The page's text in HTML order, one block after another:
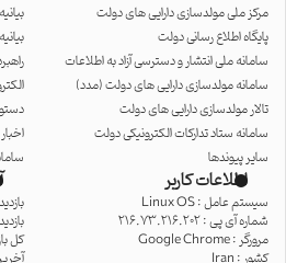
مرکز ملی مولدسازی دارایی های دولت
پایگاه اطلاع رسانی دولت
سامانه ملی انتشار و دسترسی آزاد به اطلاعات
سامانه مولدسازی دارایی های دولت (مدد)
تالار مولدسازی دارایی های دولت
سامانه ستاد تدارکات الکترونیکی دولت
سایر پیوندها
اطلاعات کاربر
سیستم عامل :Linux OS
شماره آی پی :216.73.216.202
مرورگر :Google Chrome
کشور : Iran
بازدید
کل
آخرین